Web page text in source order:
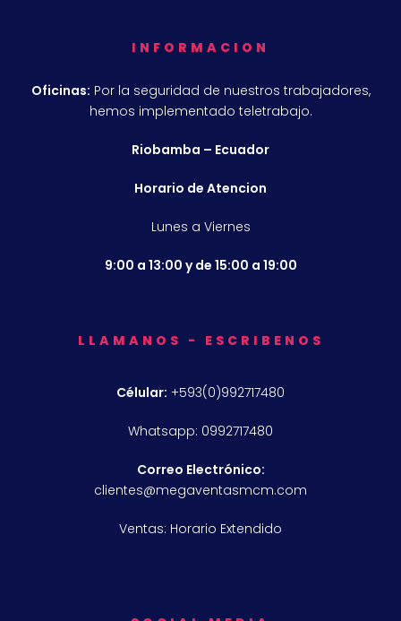
INFORMACION
Oficinas: Por la seguridad de nuestros trabajadores,
hemos implementado teletrabajo.
Riobamba – Ecuador
Horario de Atencion
Lunes a Viernes
9:00 a 13:00 y de 15:00 a 19:00
LLAMANOS - ESCRIBENOS
Célular: +593(0)992717480
Whatsapp: 0992717480
Correo Electrónico:
clientes@megaventasmcm.com
Ventas: Horario Extendido